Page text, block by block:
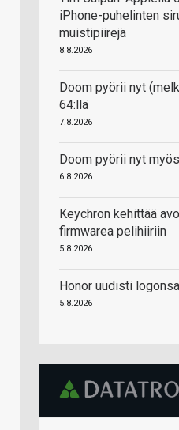
iPhone-puhelinten
muistipiirejä
8.8.2026
Doom pyörii nyt
64:llä
7.8.2026
Doom pyörii nyt
6.8.2026
Keychron kehittää
firmwarea pelihiiriin
5.8.2026
Honor uudisti logonsa
5.8.2026